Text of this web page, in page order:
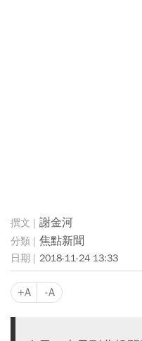
謝金河
焦點新聞
2018-11-24 13:33
+A -A